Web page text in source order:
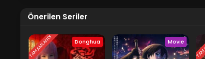
Önerilen Seriler
TAMAMLANDI Donghua Movie